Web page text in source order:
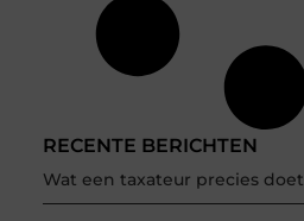
RECENTE BERICHTEN
Wat een taxateur precies doet